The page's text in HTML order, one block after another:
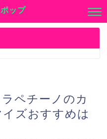
ップ
ペチーノのカ
ズおすすめは